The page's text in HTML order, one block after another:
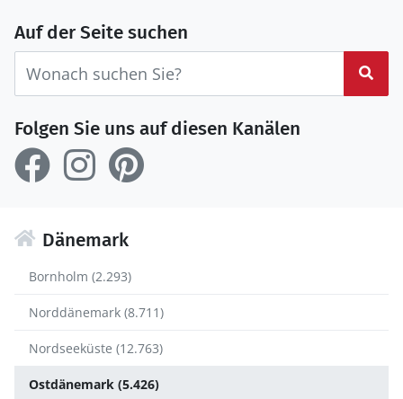
Auf der Seite suchen
Folgen Sie uns auf diesen Kanälen
Dänemark
Bornholm (2.293)
Norddänemark (8.711)
Nordseeküste (12.763)
Ostdänemark (5.426)